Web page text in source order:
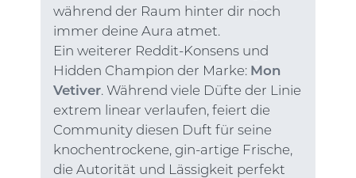
während der Raum hinter dir noch
immer deine Aura atmet.
Ein weiterer Reddit-Konsens und
Hidden Champion der Marke: Mon
Vetiver. Während viele Düfte der Linie
extrem linear verlaufen, feiert die
Community diesen Duft für seine
knochentrockene, gin-artige Frische,
die Autorität und Lässigkeit perfekt